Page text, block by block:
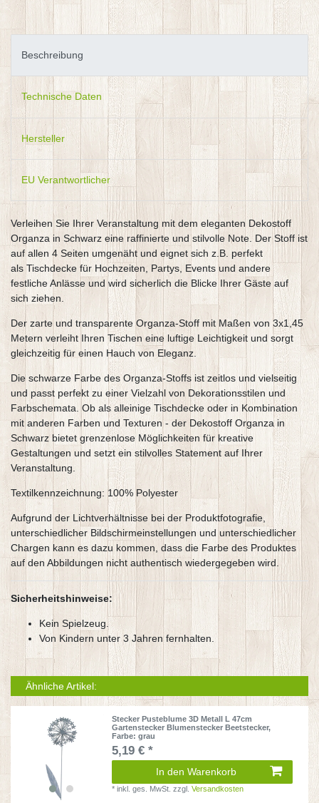
Beschreibung
Technische Daten
Hersteller
EU Verantwortlicher
Verleihen Sie Ihrer Veranstaltung mit dem eleganten Dekostoff
Organza in Schwarz eine raffinierte und stilvolle Note. Der Stoff ist
auf allen 4 Seiten umgenäht und eignet sich z.B. perfekt
als Tischdecke für Hochzeiten, Partys, Events und andere
festliche Anlässe und wird sicherlich die Blicke Ihrer Gäste auf
sich ziehen.
Der zarte und transparente Organza-Stoff mit Maßen von 3x1,45
Metern verleiht Ihren Tischen eine luftige Leichtigkeit und sorgt
gleichzeitig für einen Hauch von Eleganz.
Die schwarze Farbe des Organza-Stoffs ist zeitlos und vielseitig
und passt perfekt zu einer Vielzahl von Dekorationsstilen und
Farbschemata. Ob als alleinige Tischdecke oder in Kombination
mit anderen Farben und Texturen - der Dekostoff Organza in
Schwarz bietet grenzenlose Möglichkeiten für kreative
Gestaltungen und setzt ein stilvolles Statement auf Ihrer
Veranstaltung.
Textilkennzeichnung: 100% Polyester
Aufgrund der Lichtverhältnisse bei der Produktfotografie,
unterschiedlicher Bildschirmeinstellungen und unterschiedlicher
Chargen kann es dazu kommen, dass die Farbe des Produktes
auf den Abbildungen nicht authentisch wiedergegeben wird.
Sicherheitshinweise:
Kein Spielzeug.
Von Kindern unter 3 Jahren fernhalten.
Ähnliche Artikel:
Stecker Pusteblume 3D Metall L 47cm
Gartenstecker Blumenstecker Beetstecker,
Farbe: grau
5,19 € *
In den Warenkorb
*inkl. ges. MwSt. zzgl.Versandkosten